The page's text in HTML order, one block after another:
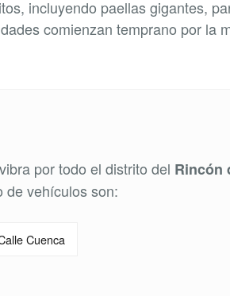
incluyendo paellas gigantes,
comienzan temprano por la
por todo el distrito del Rincón
de vehículos son:
Cuenca